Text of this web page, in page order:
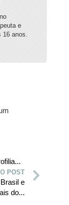
e
16 anos.
POST
e
do...